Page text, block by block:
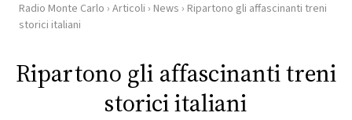
HOME
RADIO
Radio Monte Carlo › Articoli › News › Ripartono gli affascinanti treni
storici italiani
Ripartono gli affascinanti treni
storici italiani